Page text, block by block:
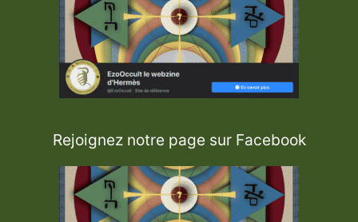
Rejoignez notre page sur Facebook